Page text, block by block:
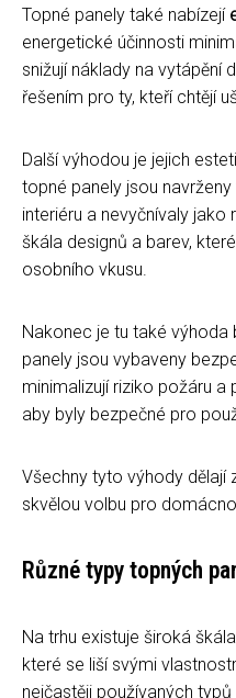
Topné panely také nabízejí
energetické účinnosti
snižují náklady na vytápění
řešením pro ty, kteří chtějí
Další výhodou je jejich
topné panely jsou
interiéru a nevyčnívaly jako
škála designů a barev,
osobního vkusu.
Nakonec je tu také
panely jsou vybaveny
minimalizují riziko požáru a
aby byly bezpečné pro
Všechny tyto výhody dělají
skvělou volbu pro
Různé typy topných
Na trhu existuje široká
které se liší svými
nejčastěji používaných typů